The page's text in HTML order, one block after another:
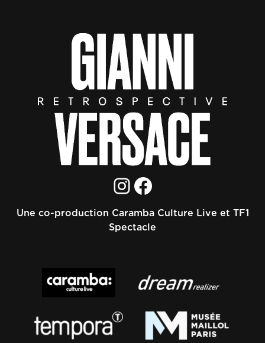
Instagram
Facebook
Une co-production Caramba Culture Live et TF1
Spectacle